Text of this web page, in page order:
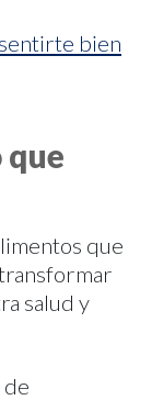
bien
que
que
salud y
de